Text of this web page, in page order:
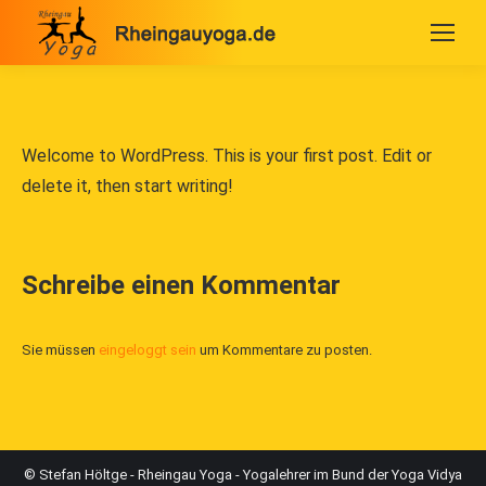
Welcome to WordPress. This is your first post. Edit or
delete it, then start writing!
Schreibe einen Kommentar
Sie müssen eingeloggt sein um Kommentare zu posten.
© Stefan Höltge - Rheingau Yoga - Yogalehrer im Bund der Yoga Vidya